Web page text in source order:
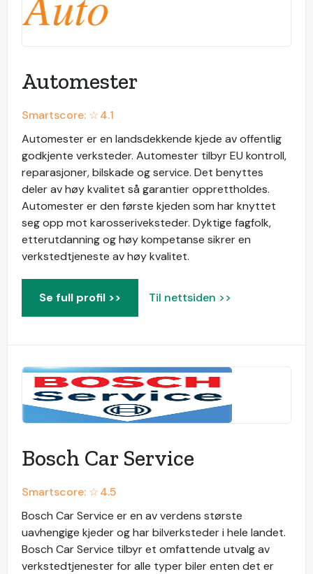
Automester
Smartscore: ☆4.1
Automester er en landsdekkende kjede av offentlig
godkjente verksteder. Automester tilbyr EU kontroll,
reparasjoner, bilskade og service. Det benyttes
deler av høy kvalitet så garantier opprettholdes.
Automester er den første kjeden som har knyttet
seg opp mot karosseriveksteder. Dyktige fagfolk,
etterutdanning og høy kompetanse sikrer en
verkstedtjeneste av høy kvalitet.
Se full profil >> Til nettsiden >>
Bosch Car Service
Smartscore: ☆4.5
Bosch Car Service er en av verdens største
uavhengige kjeder og har bilverksteder i hele landet.
Bosch Car Service tilbyr et omfattende utvalg av
verkstedtjenester for alle typer biler enten det er